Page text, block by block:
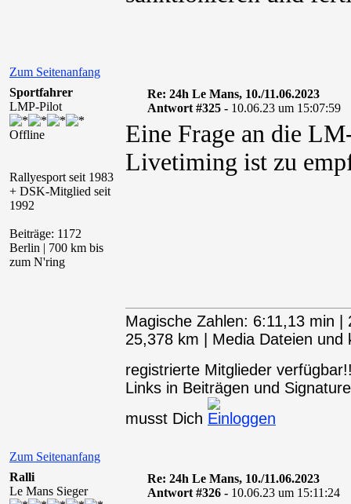
Zum Seitenanfang
Sportfahrer
LMP-Pilot
Offline
Rallyesport seit 1983
+ DSK-Mitglied seit
1992
Beiträge: 1172
Berlin | 700 km bis
zum N'ring
Re: 24h Le Mans, 10./11.06.2023
Antwort #325 - 10.06.23 um 15:07:59
Eine Frage an die
Livetiming ist zu
Zum Seitenanfang
Magische Zahlen: 6:11,13 min
25,378 km | Media Dateien
registrierte Mitglieder
Links in Beiträgen und
musst Dich
Ralli
Le Mans Sieger
Re: 24h Le Mans, 10./11.06.2023
Antwort #326 - 10.06.23 um 15:11:24